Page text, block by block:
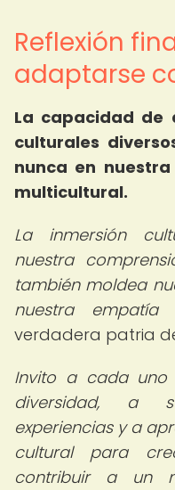
Reflexión
adaptarse
La capacidad de
culturales
nunca en
multicultural.
La inmersión
nuestra
también moldea
nuestra
verdadera patria
Invito a cada
diversidad, a
experiencias y a
cultural para
contribuir a un